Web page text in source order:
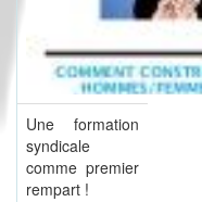
Une formation
syndicale
comme premier
rempart !